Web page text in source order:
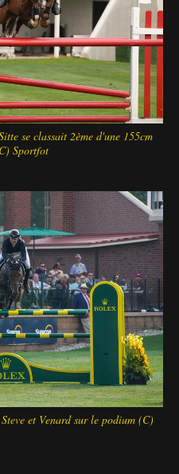
se classait 2ème d'une 155cm
Sportfot
et Venard sur le podium (C)